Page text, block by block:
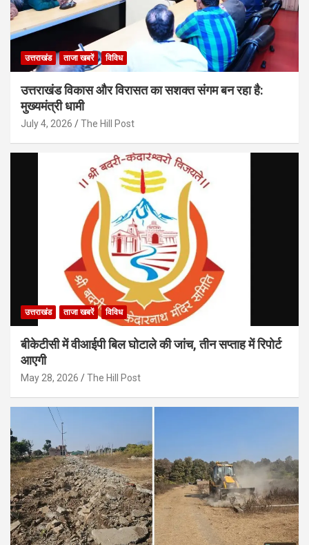
उत्तराखंड ताजा खबरें विविध
उत्तराखंड विकास और विरासत का सशक्त संगम बन रहा है:
मुख्यमंत्री धामी
July 4, 2026 The Hill Post
उत्तराखंड ताजा खबरें विविध
बीकेटीसी में वीआईपी बिल घोटाले की जांच, तीन सप्ताह में रिपोर्ट
आएगी
May 28, 2026 The Hill Post